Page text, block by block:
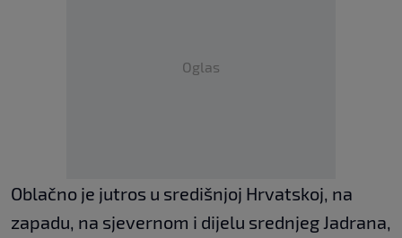
Oglas
Oblačno je jutros u središnjoj Hrvatskoj, na
zapadu, na sjevernom i dijelu srednjeg Jadrana,